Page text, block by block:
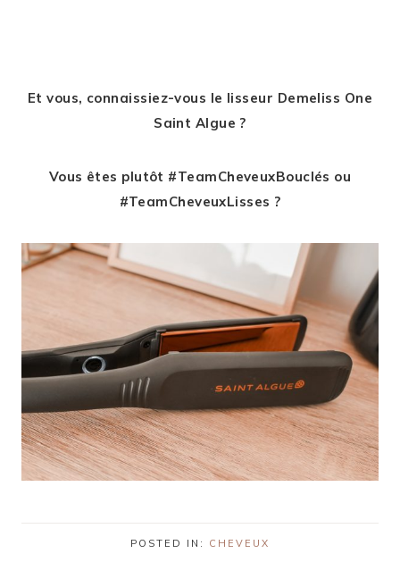
Et vous, connaissiez-vous le lisseur Demeliss One
Saint Algue ?
Vous êtes plutôt #TeamCheveuxBouclés ou
#TeamCheveuxLisses ?
POSTED IN: CHEVEUX